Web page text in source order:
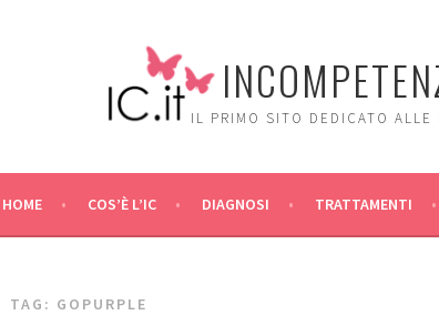
IL PRIMO SITO DEDICATO ALLE
HOME COS’È L’IC DIAGNOSI TRATTAMENTI
TAG: GOPURPLE